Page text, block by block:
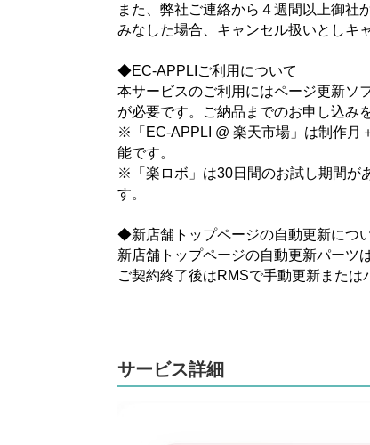
また、弊社ご連絡から４週間以上御社
みなした場合、キャンセル扱いとしキ
◆EC-APPLIご利用について
本サービスのご利用にはページ更新ソ
が必要です。ご納品までのお申し込み
※「EC-APPLI @ 楽天市場」は制作月
能です。
※「楽ロボ」は30日間のお試し期間が
す。
◆新店舗トップページの自動更新につ
新店舗トップページの自動更新パーツ
ご契約終了後はRMSで手動更新または
サービス詳細